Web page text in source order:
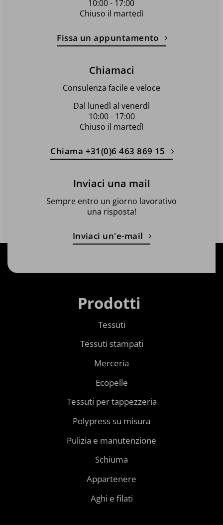
10:00 - 17:00
Chiuso il martedì
Fissa un appuntamento
Chiamaci
Consulenza facile e veloce
Dal lunedì al venerdì
10:00 - 17:00
Chiuso il martedì
Chiama +31(0)6 463 869 15
Inviaci una mail
Sempre entro un giorno lavorativo
una risposta!
Inviaci un'e-mail
Prodotti
Tessuti
Tessuti stampati
Merceria
Ecopelle
Tessuti per tappezzeria
Polypress su misura
Pulizia e manutenzione
Schiuma
Appartenere
Aghi e filati